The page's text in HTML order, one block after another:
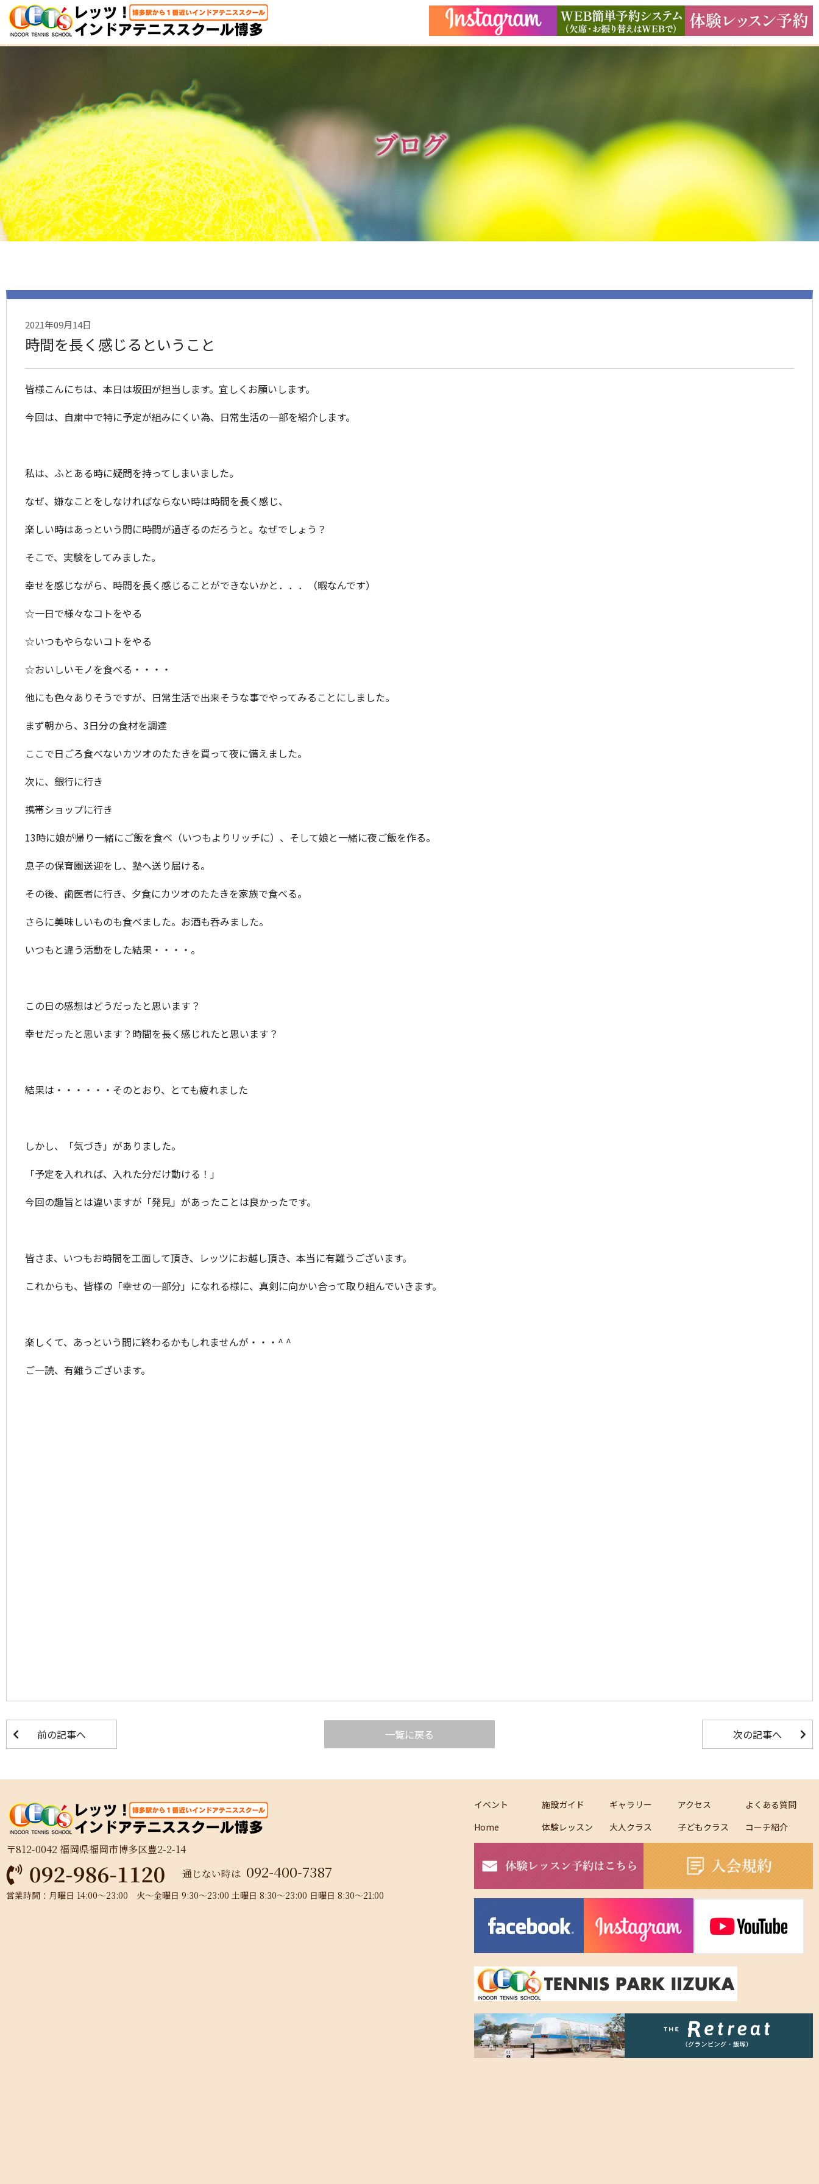
HOME 体験レッスン 大人クラス 子どもクラス イベント 施設ガイド ギャラリー アクセス よくある質問
ブログ
2021年09月14日
時間を長く感じるということ
皆様こんにちは、本日は坂田が担当します。宜しくお願いします。
今回は、自粛中で特に予定が組みにくい為、日常生活の一部を紹介します。
私は、ふとある時に疑問を持ってしまいました。
なぜ、嫌なことをしなければならない時は時間を長く感じ、
楽しい時はあっという間に時間が過ぎるのだろうと。なぜでしょう？
そこで、実験をしてみました。
幸せを感じながら、時間を長く感じることができないかと．．．（暇なんです）
☆一日で様々なコトをやる
☆いつもやらないコトをやる
☆おいしいモノを食べる・・・・
他にも色々ありそうですが、日常生活で出来そうな事でやってみることにしました。
まず朝から、3日分の食材を調達
ここで日ごろ食べないカツオのたたきを買って夜に備えました。
次に、銀行に行き
携帯ショップに行き
13時に娘が帰り一緒にご飯を食べ（いつもよりリッチに）、そして娘と一緒に夜ご飯を作る。
息子の保育園送迎をし、塾へ送り届ける。
その後、歯医者に行き、夕食にカツオのたたきを家族で食べる。
さらに美味しいものも食べました。お酒も呑みました。
いつもと違う活動をした結果・・・・。
この日の感想はどうだったと思います？
幸せだったと思います？時間を長く感じれたと思います？
結果は・・・・・・そのとおり、とても疲れました
しかし、「気づき」がありました。
「予定を入れれば、入れた分だけ動ける！」
今回の趣旨とは違いますが「発見」があったことは良かったです。
皆さま、いつもお時間を工面して頂き、レッツにお越し頂き、本当に有難うございます。
これからも、皆様の「幸せの一部分」になれる様に、真剣に向かい合って取り組んでいきます。
楽しくて、あっという間に終わるかもしれませんが・・・^ ^
ご一読、有難うございます。
前の記事へ 一覧に戻る 次の記事へ
〒812-0042 福岡県福岡市博多区豊2-2-14
通じない時は 092-400-7387
営業時間：月曜日 14:00～23:00 火～金曜日 9:30～23:00 土曜日 8:30～23:00 日曜日 8:30～21:00
イベント 施設ガイド ギャラリー アクセス
よくある質問
Home
体験レッスン 大人クラス 子どもクラス コーチ紹介